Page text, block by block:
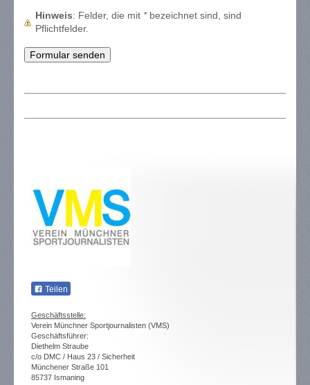
Hinweis : Felder, die mit *bezeichnet sind, sind
Pflichtfelder.
Teilen
Geschäftsstelle:
Verein Münchner Sportjournalisten (VMS)
Geschäftsführer:
Diethelm Straube
c/o DMC / Haus 23 / Sicherheit
Münchener Straße 101
85737 Ismaning